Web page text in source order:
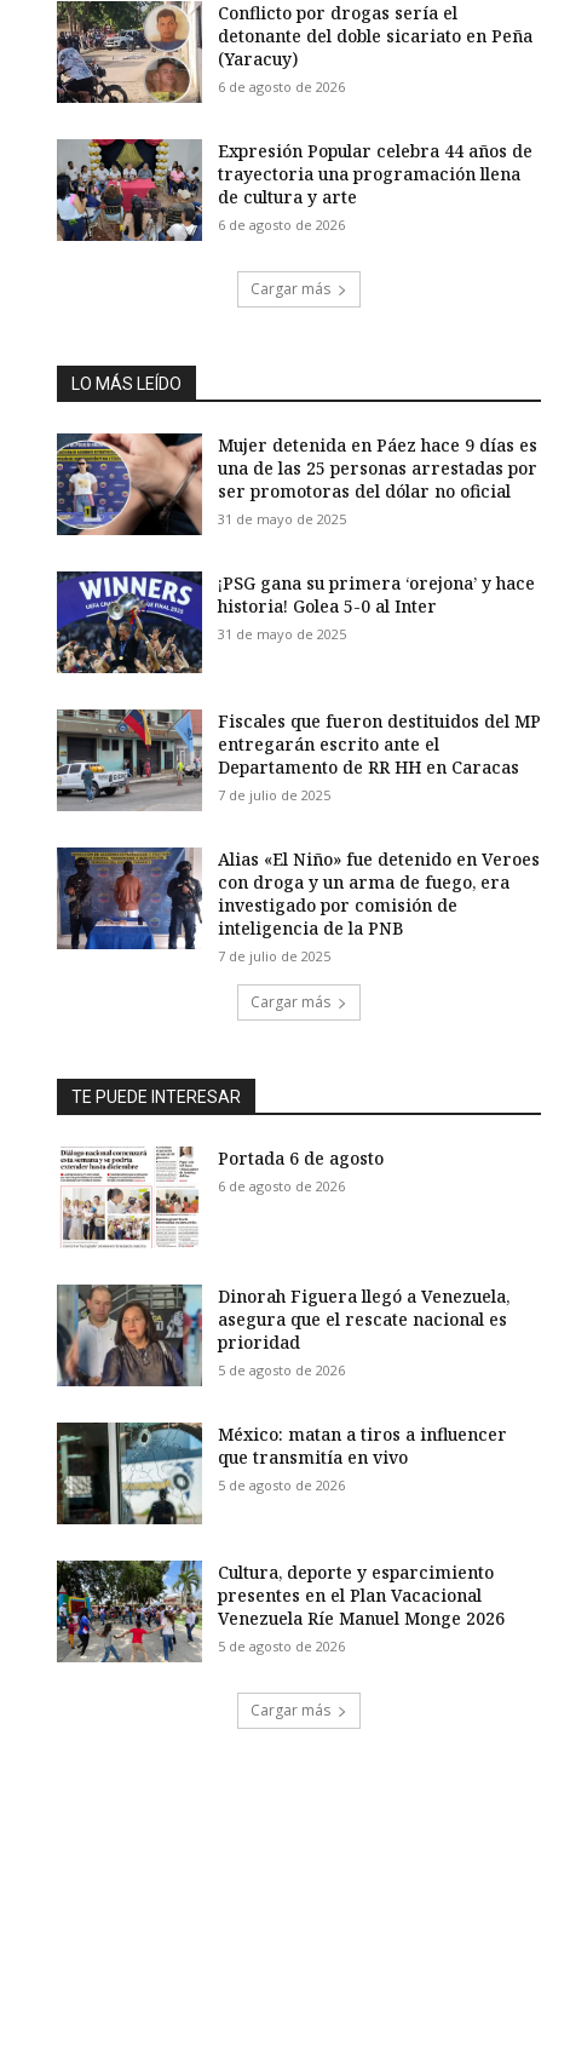
Conflicto por drogas sería el
detonante del doble sicariato en Peña
(Yaracuy)
6 de agosto de 2026
Expresión Popular celebra 44 años de
trayectoria una programación llena
de cultura y arte
6 de agosto de 2026
Cargar más
LO MÁS LEÍDO
Mujer detenida en Páez hace 9 días es
una de las 25 personas arrestadas por
ser promotoras del dólar no oficial
31 de mayo de 2025
¡PSG gana su primera ‘orejona’ y hace
historia! Golea 5-0 al Inter
31 de mayo de 2025
Fiscales que fueron destituidos del MP
entregarán escrito ante el
Departamento de RR HH en Caracas
7 de julio de 2025
Alias «El Niño» fue detenido en Veroes
con droga y un arma de fuego, era
investigado por comisión de
inteligencia de la PNB
7 de julio de 2025
Cargar más
TE PUEDE INTERESAR
Portada 6 de agosto
6 de agosto de 2026
Dinorah Figuera llegó a Venezuela,
asegura que el rescate nacional es
prioridad
5 de agosto de 2026
México: matan a tiros a influencer
que transmitía en vivo
5 de agosto de 2026
Cultura, deporte y esparcimiento
presentes en el Plan Vacacional
Venezuela Ríe Manuel Monge 2026
5 de agosto de 2026
Cargar más